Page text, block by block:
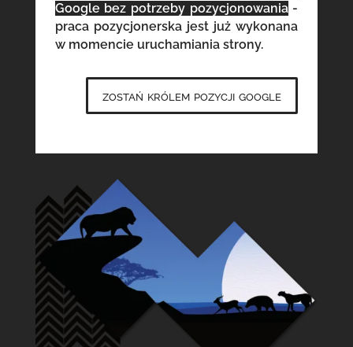
Google bez potrzeby pozycjonowania-
praca pozycjonerska jest już wykonana
w momencie uruchamiania strony.
zostań królem pozycji google